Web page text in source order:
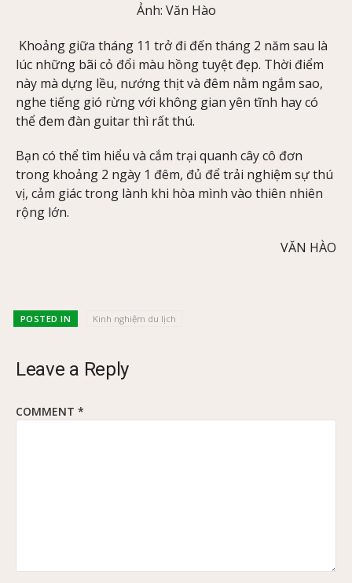
Ảnh: Văn Hào
Khoảng giữa tháng 11 trở đi đến tháng 2 năm sau là
lúc những bãi cỏ đổi màu hồng tuyệt đẹp. Thời điểm
này mà dựng lều, nướng thịt và đêm nằm ngắm sao,
nghe tiếng gió rừng với không gian yên tĩnh hay có
thể đem đàn guitar thì rất thú.
Bạn có thể tìm hiểu và cắm trại quanh cây cô đơn
trong khoảng 2 ngày 1 đêm, đủ để trải nghiệm sự thú
vị, cảm giác trong lành khi hòa mình vào thiên nhiên
rộng lớn.
VĂN HÀO
POSTED IN Kinh nghiệm du lịch
Leave a Reply
COMMENT *